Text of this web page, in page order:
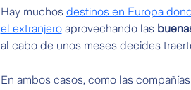
Hay muchos destinos en Europa
el extranjeroaprovechando las
al cabo de unos meses decides
En ambos casos, como las